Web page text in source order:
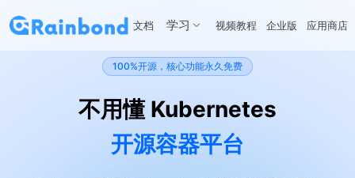
文档 学习 视频教程 企业版 应用商店
100%开源，核心功能永久免费
不用懂 Kubernetes
开源容器平台